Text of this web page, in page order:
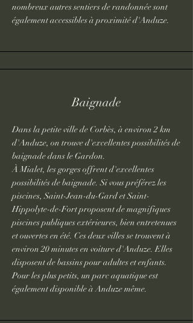
nombreux autres sentiers de randonnée sont
également accessibles à proximité d'Anduze.
Baignade
Dans la petite ville de Corbès, à environ 2 km
d'Anduze, on trouve d'excellentes possibilités de
baignade dans le Gardon.
À Mialet, les gorges offrent d'excellentes
possibilités de baignade. Si vous préférez les
piscines, Saint-Jean-du-Gard et Saint-
Hippolyte-de-Fort proposent de magnifiques
piscines publiques extérieures, bien entretenues
et ouvertes en été. Ces deux villes se trouvent à
environ 20 minutes en voiture d'Anduze. Elles
disposent de bassins pour adultes et enfants.
Pour les plus petits, un parc aquatique est
également disponible à Anduze même.